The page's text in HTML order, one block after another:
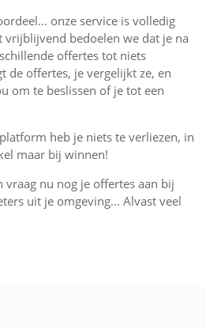
onze service is volledig
bedoelen we dat je na
offertes tot niets
de offertes, je vergelijkt ze, en
om te beslissen of je tot een
heb je niets te verliezen, in
maar bij winnen!
vraag nu nog je offertes aan bij
uit je omgeving... Alvast veel